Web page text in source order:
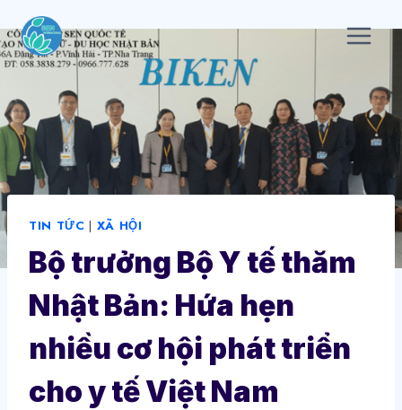
to
content
TIN TỨC | XÃ HỘI
Bộ trưởng Bộ Y tế thăm
Nhật Bản: Hứa hẹn
nhiều cơ hội phát triển
cho y tế Việt Nam